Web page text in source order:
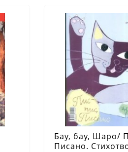
Бау, бау, Шаро/
Писано.